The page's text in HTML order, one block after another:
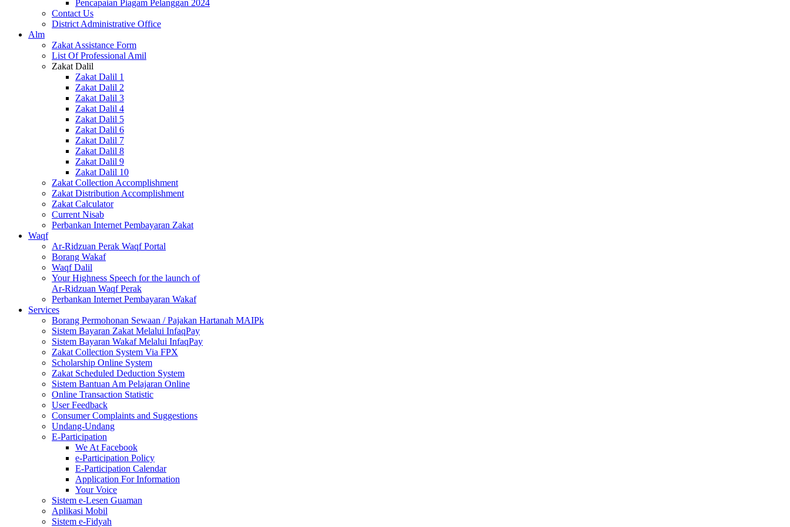
Pencapaian Piagam Pelanggan 2024
Contact Us
District Administrative Office
Alm
Zakat Assistance Form
List Of Professional Amil
Zakat Dalil
Zakat Dalil 1
Zakat Dalil 2
Zakat Dalil 3
Zakat Dalil 4
Zakat Dalil 5
Zakat Dalil 6
Zakat Dalil 7
Zakat Dalil 8
Zakat Dalil 9
Zakat Dalil 10
Zakat Collection Accomplishment
Zakat Distribution Accomplishment
Zakat Calculator
Current Nisab
Perbankan Internet Pembayaran Zakat
Waqf
Ar-Ridzuan Perak Waqf Portal
Borang Wakaf
Waqf Dalil
Your Highness Speech for the launch of
Ar-Ridzuan Waqf Perak
Perbankan Internet Pembayaran Wakaf
Services
Borang Permohonan Sewaan / Pajakan Hartanah MAIPk
Sistem Bayaran Zakat Melalui InfaqPay
Sistem Bayaran Wakaf Melalui InfaqPay
Zakat Collection System Via FPX
Scholarship Online System
Zakat Scheduled Deduction System
Sistem Bantuan Am Pelajaran Online
Online Transaction Statistic
User Feedback
Consumer Complaints and Suggestions
Undang-Undang
E-Participation
We At Facebook
e-Participation Policy
E-Participation Calendar
Application For Information
Your Voice
Sistem e-Lesen Guaman
Aplikasi Mobil
Sistem e-Fidyah